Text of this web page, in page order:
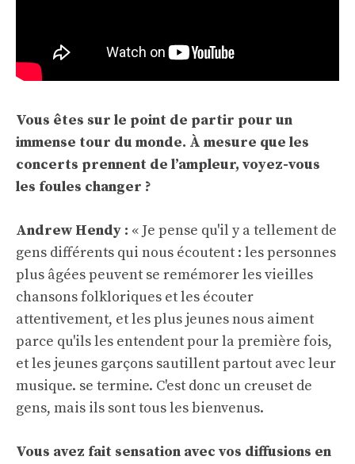
Vous êtes sur le point de partir pour un
immense tour du monde. À mesure que les
concerts prennent de l’ampleur, voyez-vous
les foules changer ?
Andrew Hendy : « Je pense qu'il y a tellement de
gens différents qui nous écoutent : les personnes
plus âgées peuvent se remémorer les vieilles
chansons folkloriques et les écouter
attentivement, et les plus jeunes nous aiment
parce qu'ils les entendent pour la première fois,
et les jeunes garçons sautillent partout avec leur
musique. se termine. C'est donc un creuset de
gens, mais ils sont tous les bienvenus.
Vous avez fait sensation avec vos diffusions en